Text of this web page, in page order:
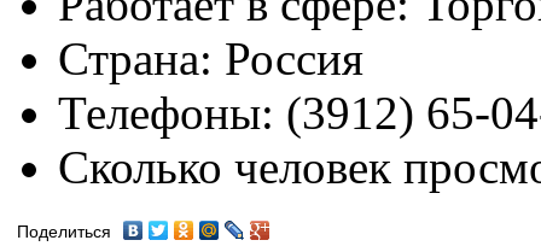
Страна: Россия
Телефоны: (3912) 65-
Сколько человек
Поделиться